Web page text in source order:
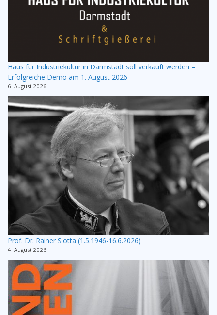
Haus für Industriekultur in Darmstadt soll verkauft werden –
Erfolgreiche Demo am 1. August 2026
6. August 2026
Prof. Dr. Rainer Slotta (1.5.1946-16.6.2026)
4. August 2026